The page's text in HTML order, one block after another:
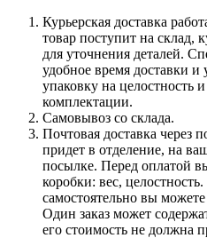
Курьерская доставка
товар поступит на склад,
для уточнения деталей.
удобное время доставки и
упаковку на целостность
комплектации.
Самовывоз со склада.
Почтовая доставка через
придет в отделение, на
посылке. Перед оплатой
коробки: вес,
самостоятельно вы
Один заказ может
его стоимость не должна